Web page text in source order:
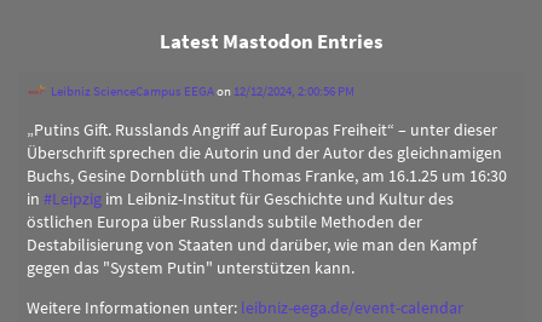
Latest Mastodon Entries
Leibniz ScienceCampus EEGAon 12/12/2024, 2:00:56 PM
„Putins Gift. Russlands Angriff auf Europas Freiheit“ – unter dieser
Überschrift sprechen die Autorin und der Autor des gleichnamigen
Buchs, Gesine Dornblüth und Thomas Franke, am 16.1.25 um 16:30
in #Leipzig im Leibniz-Institut für Geschichte und Kultur des
östlichen Europa über Russlands subtile Methoden der
Destabilisierung von Staaten und darüber, wie man den Kampf
gegen das "System Putin" unterstützen kann.
Weitere Informationen unter: leibniz-eega.de/event-calendar